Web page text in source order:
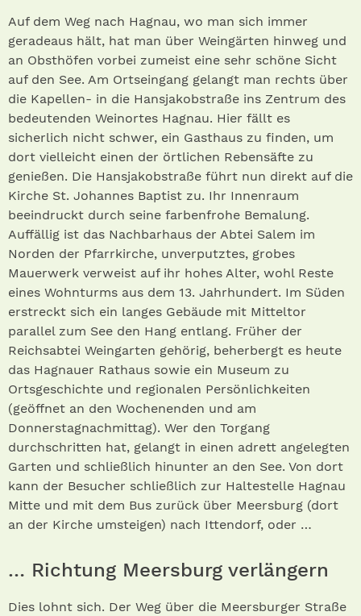
Auf dem Weg nach Hagnau, wo man sich immer
geradeaus hält, hat man über Weingärten hinweg und
an Obsthöfen vorbei zumeist eine sehr schöne Sicht
auf den See. Am Ortseingang gelangt man rechts über
die Kapellen- in die Hansjakobstraße ins Zentrum des
bedeutenden Weinortes Hagnau. Hier fällt es
sicherlich nicht schwer, ein Gasthaus zu finden, um
dort vielleicht einen der örtlichen Rebensäfte zu
genießen. Die Hansjakobstraße führt nun direkt auf die
Kirche St. Johannes Baptist zu. Ihr Innenraum
beeindruckt durch seine farbenfrohe Bemalung.
Auffällig ist das Nachbarhaus der Abtei Salem im
Norden der Pfarrkirche, unverputztes, grobes
Mauerwerk verweist auf ihr hohes Alter, wohl Reste
eines Wohnturms aus dem 13. Jahrhundert. Im Süden
erstreckt sich ein langes Gebäude mit Mitteltor
parallel zum See den Hang entlang. Früher der
Reichsabtei Weingarten gehörig, beherbergt es heute
das Hagnauer Rathaus sowie ein Museum zu
Ortsgeschichte und regionalen Persönlichkeiten
(geöffnet an den Wochenenden und am
Donnerstagnachmittag). Wer den Torgang
durchschritten hat, gelangt in einen adrett angelegten
Garten und schließlich hinunter an den See. Von dort
kann der Besucher schließlich zur Haltestelle Hagnau
Mitte und mit dem Bus zurück über Meersburg (dort
an der Kirche umsteigen) nach Ittendorf, oder …
… Richtung Meersburg verlängern
Dies lohnt sich. Der Weg über die Meersburger Straße